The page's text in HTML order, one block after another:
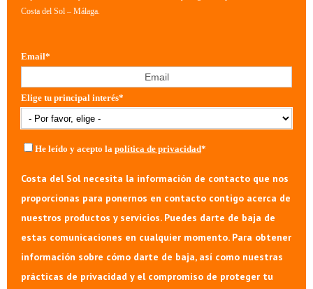
Costa del Sol – Málaga.
Email*
Elige tu principal interés*
He leído y acepto la política de privacidad*
Costa del Sol necesita la información de contacto que nos
proporcionas para ponernos en contacto contigo acerca de
nuestros productos y servicios. Puedes darte de baja de
estas comunicaciones en cualquier momento. Para obtener
información sobre cómo darte de baja, así como nuestras
prácticas de privacidad y el compromiso de proteger tu